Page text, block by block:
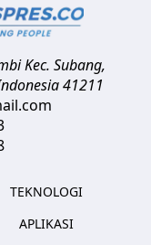
Kec. Subang,
41211
TEKNOLOGI
APLIKASI